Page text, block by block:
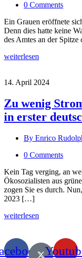
0 Comments
Ein Grauen eröffnete
Denn dies hatte keine
des Amtes an der
weiterlesen
14. April 2024
Zu wenig
in erster
By Enrico
0 Comments
Kein Tag verging, an
Ökosozialisten aus
zogen Sie es durch.
2023 […]
weiterlesen